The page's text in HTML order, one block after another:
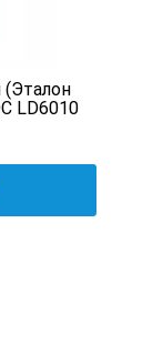
поставки
LD6010